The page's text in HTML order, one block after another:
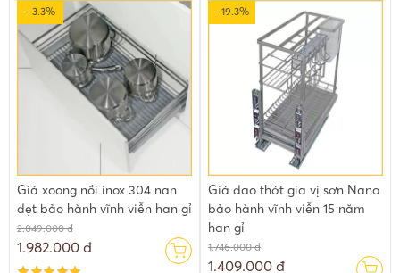
- 3.3%
Giá xoong nồi inox 304 nan
dẹt bảo hành vĩnh viễn han gỉ
2.049.000 đ
1.982.000 đ
- 19.3%
Giá dao thớt gia vị sơn Nano
bảo hành vĩnh viễn 15 năm
han gỉ
1.746.000 đ
1.409.000 đ